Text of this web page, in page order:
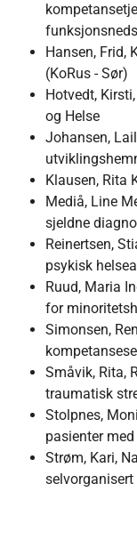
Hansen, Frid,
(KoRus - Sør)
Hotvedt,
og Helse
Johansen,
Klausen, Rita
Mediå, Line
sjeldne
Reinertsen,
psykisk
Ruud, Maria
for
Simonsen,
Småvik, Rita,
traumatisk
Stolpnes,
pasienter
Strøm, Kari,